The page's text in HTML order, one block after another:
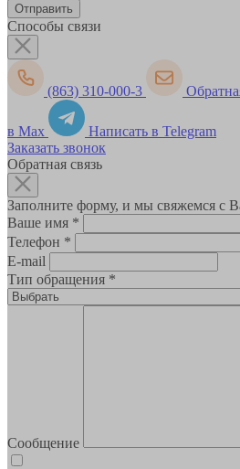
Способы связи
(863) 310-000-3
в Max
Написать в Telegram
Заказать звонок
Обратная связь
Заполните форму, и мы свяжемся с
Ваше имя *
Телефон *
E-mail
Тип обращения *
Сообщение